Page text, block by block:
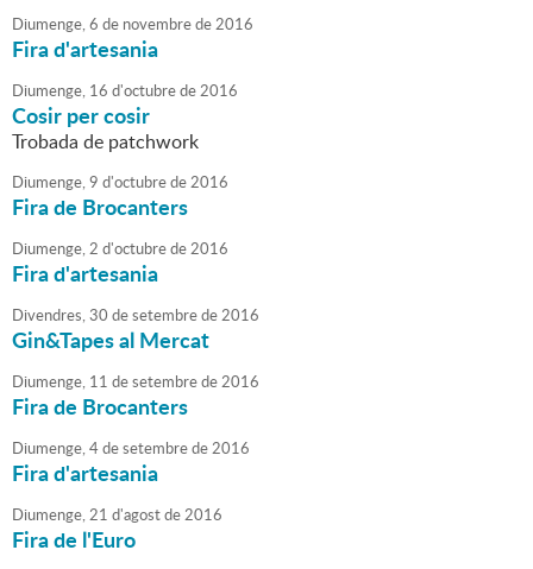
Diumenge,6 de novembrede2016
Fira d'artesania
Diumenge, 16 d'octubrede2016
Cosir per cosir
Trobada de patchwork
Diumenge,9 d'octubrede2016
Fira de Brocanters
Diumenge,2 d'octubrede2016
Fira d'artesania
Divendres,30 desetembrede2016
Gin&Tapes al Mercat
Diumenge, 11 desetembrede2016
Fira de Brocanters
Diumenge,4desetembrede2016
Fira d'artesania
Diumenge,21 d'agostde2016
Fira de l'Euro